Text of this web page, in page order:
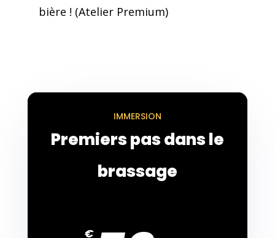
bière ! (Atelier Premium)
IMMERSION
Premiers pas dans le
brassage
€